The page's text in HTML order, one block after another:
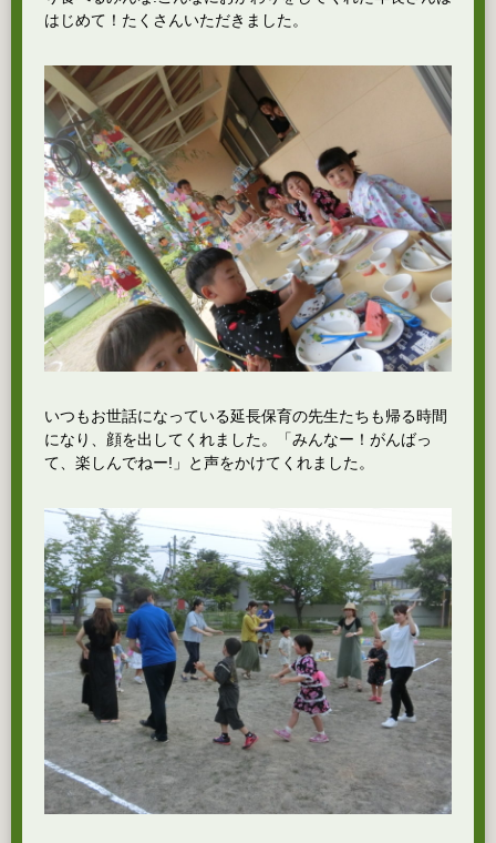
はじめて！たくさんいただきました。
いつもお世話になっている延長保育の先生たちも帰る時間
になり、顔を出してくれました。「みんなー！がんばっ
て、楽しんでねー!」と声をかけてくれました。